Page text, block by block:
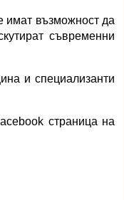
имат възможност да
съвременни
и специализанти
страница на